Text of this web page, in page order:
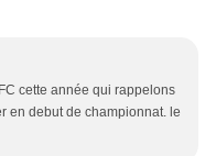
cette année qui rappelons
en debut de championnat. le